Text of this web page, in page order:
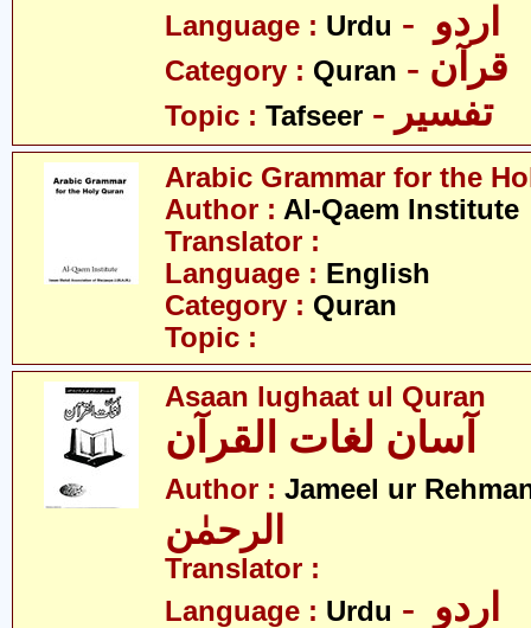
Language : Urdu
Category : Quran - قرآن
Topic : Tafseer - تفسیر
Arabic Grammar for the
Author : Al-Qaem Institute
Translator :
Language : English
Category : Quran
Topic :
Asaan lughaat ul Quran
آسان لغات القرآن
Author : Jameel ur
الرحمٰن
Translator :
Language : Urdu